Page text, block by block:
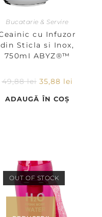
Bucatarie & Servire
cu Infuzor
din Sticla si Inox,
750mI ABYZ®™
49,88lei 35,88 lei
ADAUGĂ ÎN COȘ
OUT OF STOCK